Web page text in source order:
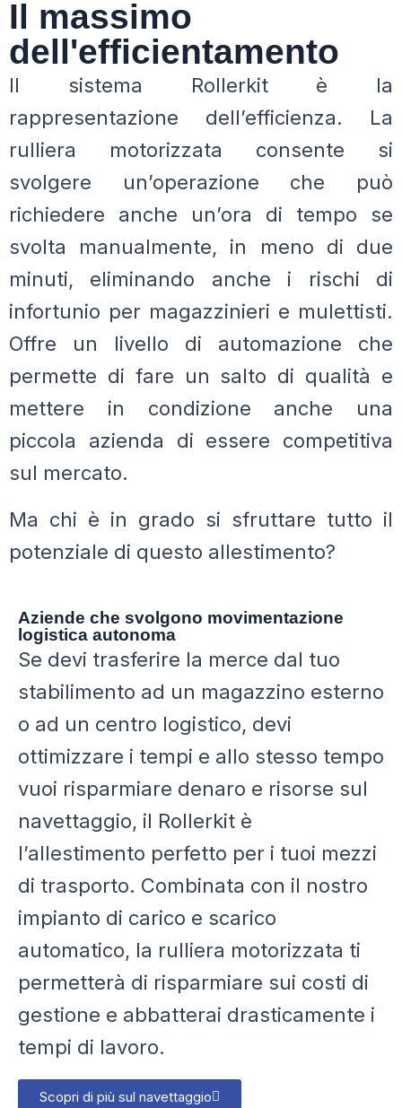
Il massimo
dell'efficientamento
Il sistema Rollerkit è la
rappresentazione dell’efficienza. La
rulliera motorizzata consente si
svolgere un’operazione che può
richiedere anche un’ora di tempo se
svolta manualmente, in meno di due
minuti, eliminando anche i rischi di
infortunio per magazzinieri e mulettisti.
Offre un livello di automazione che
permette di fare un salto di qualità e
mettere in condizione anche una
piccola azienda di essere competitiva
sul mercato.
Ma chi è in grado si sfruttare tutto il
potenziale di questo allestimento?
Aziende che svolgono movimentazione
logistica autonoma​
Se devi trasferire la merce dal tuo
stabilimento ad un magazzino esterno
o ad un centro logistico, devi
ottimizzare i tempi e allo stesso tempo
vuoi risparmiare denaro e risorse sul
navettaggio, il Rollerkit è
l’allestimento perfetto per i tuoi mezzi
di trasporto. Combinata con il nostro
impianto di carico e scarico
automatico, la rulliera motorizzata ti
permetterà di risparmiare sui costi di
gestione e abbatterai drasticamente i
tempi di lavoro.
Scopri di più sul navettaggio